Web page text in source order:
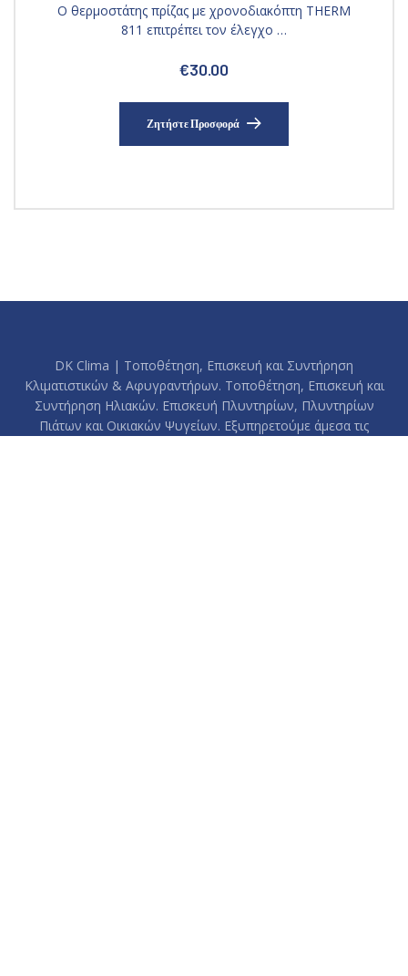
Ο θερμοστάτης πρίζας με χρονοδιακόπτη THERM
811 επιτρέπει τον έλεγχο …
€30.00
Ζητήστε Προσφορά
DK Clima | Τοποθέτηση, Επισκευή και Συντήρηση
Κλιματιστικών & Αφυγραντήρων. Τοποθέτηση, Επισκευή και
Συντήρηση Ηλιακών. Επισκευή Πλυντηρίων, Πλυντηρίων
Πιάτων και Οικιακών Ψυγείων. Εξυπηρετούμε άμεσα τις